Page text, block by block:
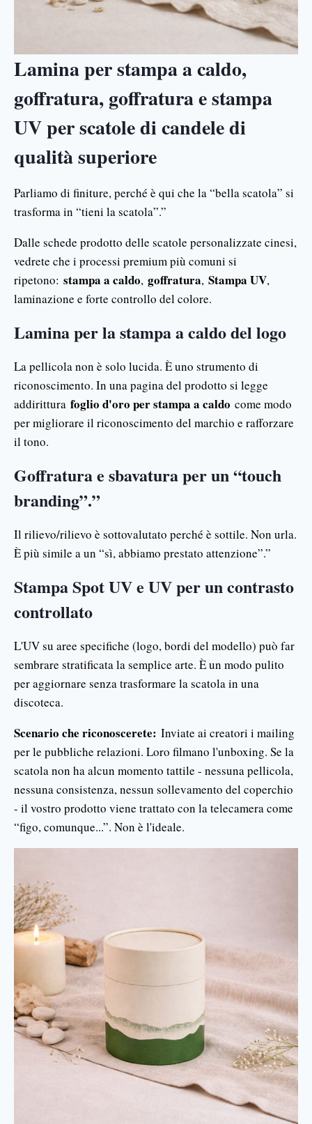
Lamina per stampa a caldo,
goffratura, goffratura e stampa
UV per scatole di candele di
qualità superiore
Parliamo di finiture, perché è qui che la “bella scatola” si
trasforma in “tieni la scatola”.”
Dalle schede prodotto delle scatole personalizzate cinesi,
vedrete che i processi premium più comuni si
ripetono: stampa a caldo, goffratura, Stampa UV,
laminazione e forte controllo del colore.
Lamina per la stampa a caldo del logo
La pellicola non è solo lucida. È uno strumento di
riconoscimento. In una pagina del prodotto si legge
addirittura foglio d'oro per stampa a caldo come modo
per migliorare il riconoscimento del marchio e rafforzare
il tono.
Goffratura e sbavatura per un “touch
branding”.”
Il rilievo/rilievo è sottovalutato perché è sottile. Non urla.
È più simile a un “sì, abbiamo prestato attenzione”.”
Stampa Spot UV e UV per un contrasto
controllato
L'UV su aree specifiche (logo, bordi del modello) può far
sembrare stratificata la semplice arte. È un modo pulito
per aggiornare senza trasformare la scatola in una
discoteca.
Scenario che riconoscerete: Inviate ai creatori i mailing
per le pubbliche relazioni. Loro filmano l'unboxing. Se la
scatola non ha alcun momento tattile - nessuna pellicola,
nessuna consistenza, nessun sollevamento del coperchio
- il vostro prodotto viene trattato con la telecamera come
“figo, comunque...”. Non è l'ideale.